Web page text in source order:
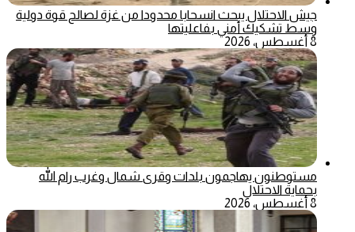
جيش الاحتلال يبحث انسحابا محدودا من غزة لصالح قوة دولية
وسط تشكيك أمني بفاعليتها
8 أغسطس، 2026
مستوطنون يهاجمون بلدات وقرى شمال وغرب رام الله
بحماية الاحتلال
8 أغسطس، 2026